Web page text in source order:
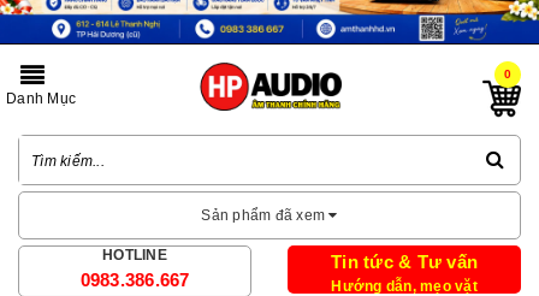
0
Danh Mục
Sản phẩm đã xem
HOTLINE
0983.386.667
Tin tức & Tư vấn
Hướng dẫn, mẹo vặt